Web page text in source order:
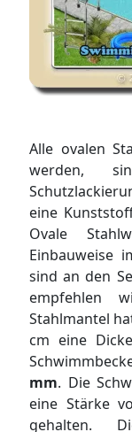
Alle ovalen
werden,
eine
Ovale
Einbauweise
sind an den
empfehlen
Stahlmantel
cm eine
mm. Die
eine Stärke
gehalten.